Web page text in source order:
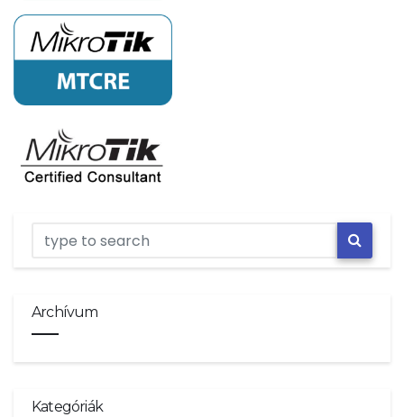
Archívum
Kategóriák